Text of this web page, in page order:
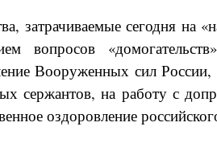
затрачиваемые сегодня на
вопросов
Вооруженных сил
сержантов, на работу с
оздоровление